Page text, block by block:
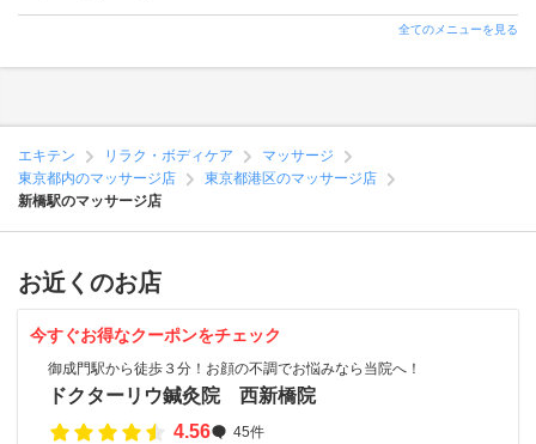
全てのメニューを見る
エキテン リラク・ボディケア
マッサージ
東京都内のマッサージ店
東京都港区のマッサージ店
新橋駅のマッサージ店
お近くのお店
今すぐお得なクーポンをチェック
御成門駅から徒歩３分！お顔の不調でお悩みなら当院へ！
ドクターリウ鍼灸院 西新橋院
4.56
45件